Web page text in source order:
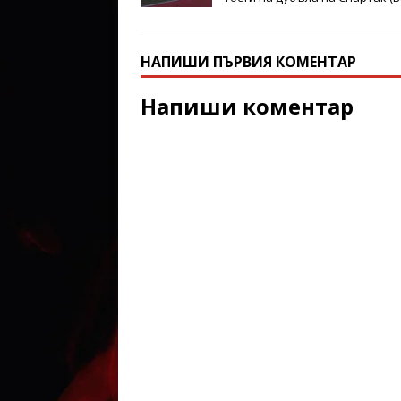
НАПИШИ ПЪРВИЯ КОМЕНТАР
Напиши коментар